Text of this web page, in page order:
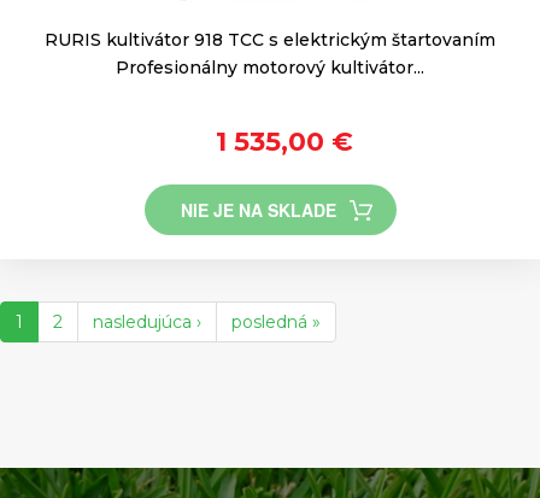
RURIS kultivátor 918 TCC s elektrickým štartovaním
Profesionálny motorový kultivátor...
1 535,00 €
NIE JE NA SKLADE
1 2 nasledujúca › posledná »